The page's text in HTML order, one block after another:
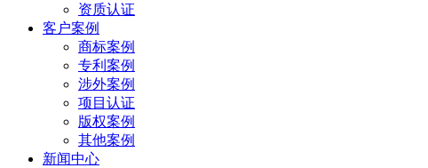
资质认证
客户案例
商标案例
专利案例
涉外案例
项目认证
版权案例
其他案例
新闻中心